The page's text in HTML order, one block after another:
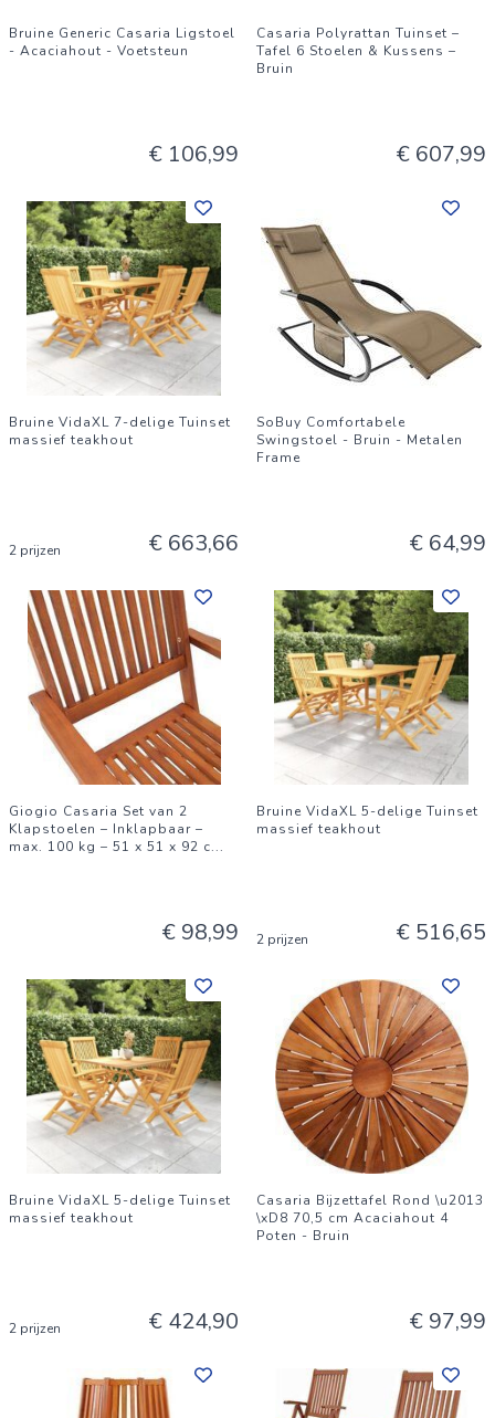
Bruine Generic Casaria Ligstoel
- Acaciahout - Voetsteun
€ 106,99
Casaria Polyrattan Tuinset –
Tafel 6 Stoelen & Kussens –
Bruin
€ 607,99
Bruine VidaXL 7-delige Tuinset
massief teakhout
2 prijzen € 663,66
SoBuy Comfortabele
Swingstoel - Bruin - Metalen
Frame
€ 64,99
Giogio Casaria Set van 2
Klapstoelen – Inklapbaar –
max. 100 kg – 51 x 51 x 92 c...
€ 98,99
Bruine VidaXL 5-delige Tuinset
massief teakhout
2 prijzen € 516,65
Bruine VidaXL 5-delige Tuinset
massief teakhout
2 prijzen € 424,90
Casaria Bijzettafel Rond \u2013
\xD8 70,5 cm Acaciahout 4
Poten - Bruin
€ 97,99